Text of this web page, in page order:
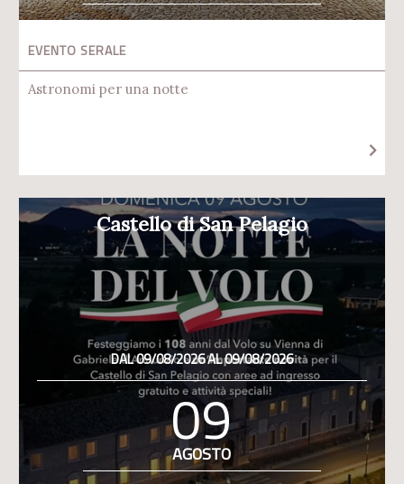
EVENTO SERALE
Astronomi per una notte
Castello di San Pelagio
DAL 09/08/2026 AL 09/08/2026
09
AGOSTO